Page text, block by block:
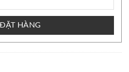
ĐẶT HÀNG